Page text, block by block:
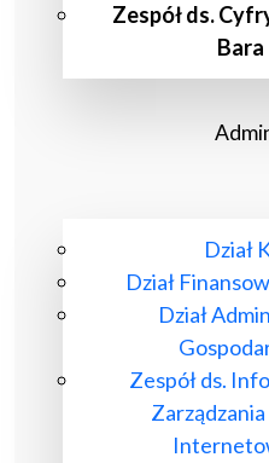
Zespół ds.
Bara
Dział
Dział
Dział
Zespół ds.